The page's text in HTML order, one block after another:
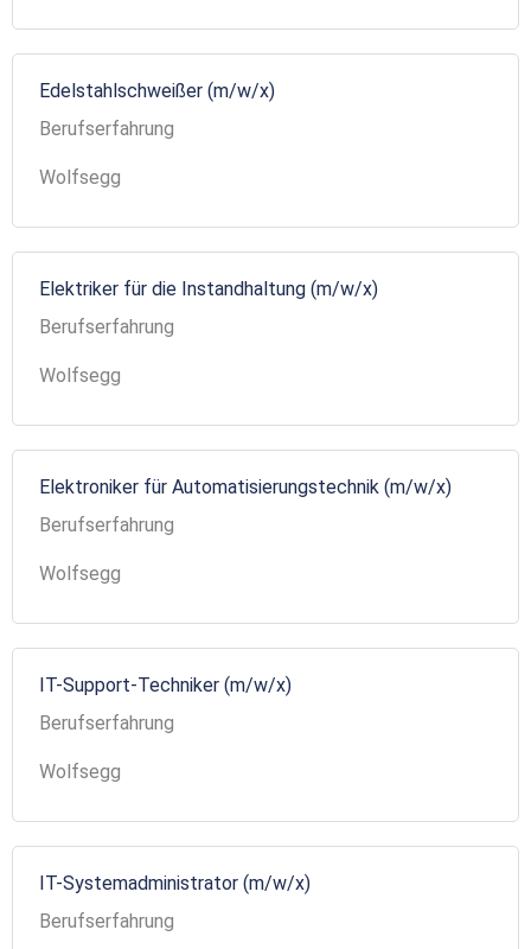
Edelstahlschweißer (m/w/x)
Berufserfahrung
Wolfsegg
Elektriker für die Instandhaltung (m/w/x)
Berufserfahrung
Wolfsegg
Elektroniker für Automatisierungstechnik (m/w/x)
Berufserfahrung
Wolfsegg
IT-Support-Techniker (m/w/x)
Berufserfahrung
Wolfsegg
IT-Systemadministrator (m/w/x)
Berufserfahrung